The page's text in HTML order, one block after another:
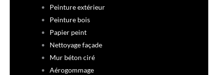
Peinture extérieur
Peinture bois
Papier peint
Nettoyage façade
Mur béton ciré
Aérogommage